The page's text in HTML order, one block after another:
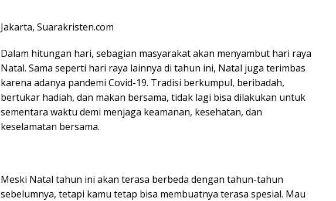
Jakarta, Suarakristen.com
Dalam hitungan hari, sebagian masyarakat akan menyambut hari raya
Natal. Sama seperti hari raya lainnya di tahun ini, Natal juga terimbas
karena adanya pandemi Covid-19. Tradisi berkumpul, beribadah,
bertukar hadiah, dan makan bersama, tidak lagi bisa dilakukan untuk
sementara waktu demi menjaga keamanan, kesehatan, dan
keselamatan bersama.
Meski Natal tahun ini akan terasa berbeda dengan tahun-tahun
sebelumnya, tetapi kamu tetap bisa membuatnya terasa spesial. Mau